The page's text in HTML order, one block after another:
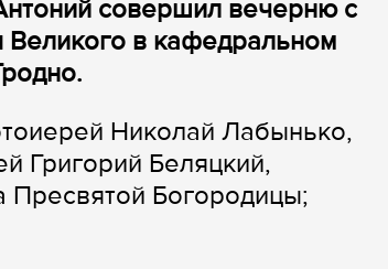
совершил вечерню с
Великого в кафедральном
Николай Лабынько,
Григорий Беляцкий,
Пресвятой Богородицы;